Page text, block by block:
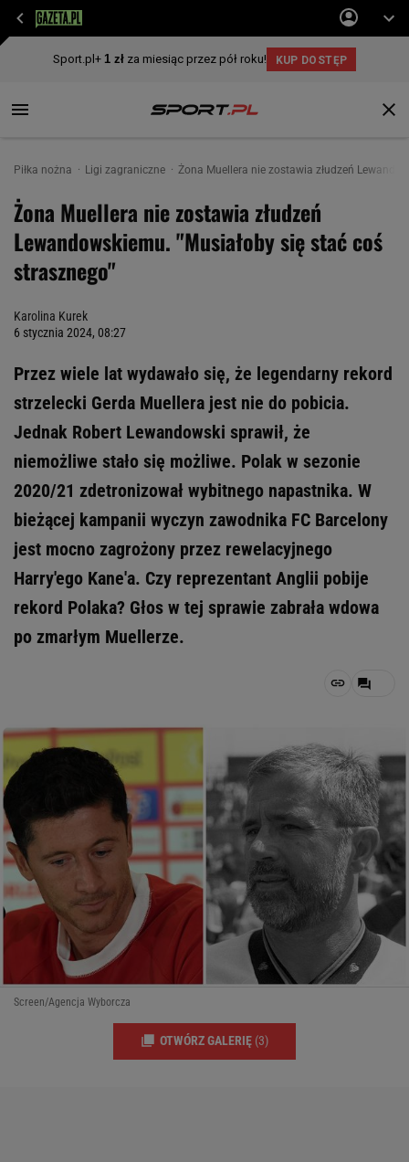
Piłka nożna Ligi zagraniczne Żona Muellera nie zostawia złudzeń
Żona Muellera nie zostawia złudzeń
Lewandowskiemu. "Musiałoby się stać coś
strasznego"
Karolina Kurek
6 stycznia 2024, 08:27
Przez wiele lat wydawało się, że legendarny rekord
strzelecki Gerda Muellera jest nie do pobicia.
Jednak Robert Lewandowski sprawił, że
niemożliwe stało się możliwe. Polak w sezonie
2020/21 zdetronizował wybitnego napastnika. W
bieżącej kampanii wyczyn zawodnika FC Barcelony
jest mocno zagrożony przez rewelacyjnego
Harry'ego Kane'a. Czy reprezentant Anglii pobije
rekord Polaka? Głos w tej sprawie zabrała wdowa
po zmarłym Muellerze.
Screen/Agencja Wyborcza
OTWÓRZ GALERIĘ (3)